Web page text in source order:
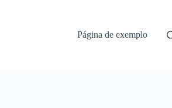
Página de exemplo